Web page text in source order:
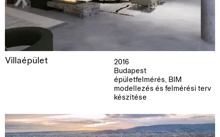
Villaépület
2016
Budapest
épületfelmérés, BIM
modellezés és felmérési terv
készítése